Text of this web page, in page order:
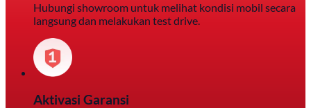
Hubungi showroom untuk melihat kondisi mobil secara
langsung dan melakukan test drive.
Aktivasi Garansi